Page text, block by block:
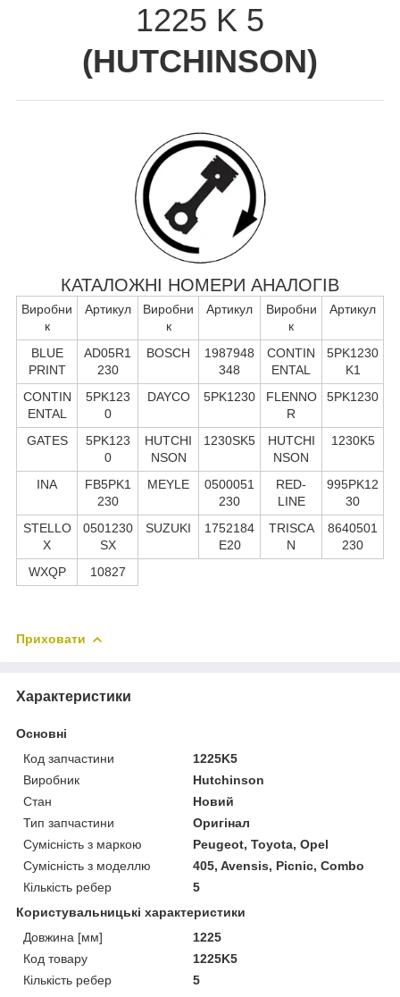
1225 K 5
(HUTCHINSON)
КАТАЛОЖНІ НОМЕРИ АНАЛОГІВ
Виробни
к
Артикул
Виробни
к
Артикул
Виробни
к
Артикул
BLUE
PRINT
AD05R1
230
BOSCH
1987948
348
CONTIN
ENTAL
5PK1230
K1
CONTIN
ENTAL
5PK123
0
DAYCO 5PK1230
FLENNO
R
5PK1230
GATES
5PK123
0
HUTCHI
NSON
1230SK5
HUTCHI
NSON
1230K5
INA
FB5PK1
230
MEYLE
0500051
230
RED-
LINE
995PK12
30
STELLO
X
0501230
SX
SUZUKI
1752184
E20
TRISCA
N
8640501
230
WXQP
10827
Приховати
Характеристики
Основні
Код запчастини
1225K5
Виробник
Hutchinson
Стан
Новий
Тип запчастини
Оригінал
Сумісність з маркою
Peugeot, Toyota, Opel
Сумісність з моделлю
405, Avensis, Picnic, Combo
Кількість ребер
5
Користувальницькі характеристики
Довжина [мм]
1225
Код товару
1225K5
Кількість ребер
5